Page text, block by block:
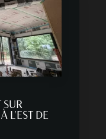
SUR
L'EST DE